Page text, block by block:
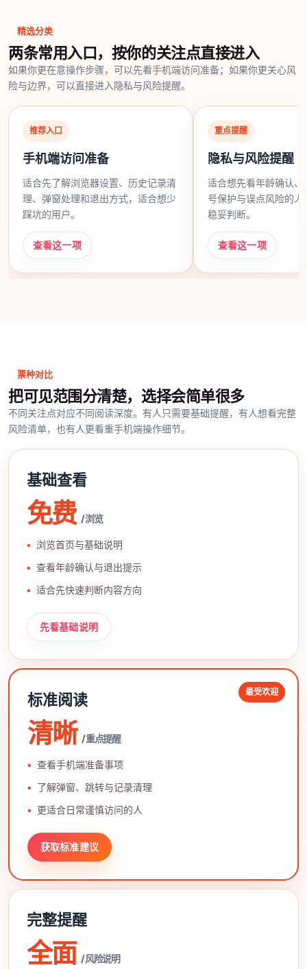
精选分类
两条常用入口，按你的关注点直接进入
如果你更在意操作步骤，可以先看手机端访问准备；如果你更关心风
险与边界，可以直接进入隐私与风险提醒。
推荐入口
手机端访问准备
适合先了解浏览器设置、历史记录清
理、弹窗处理和退出方式，适合想少
踩坑的用户。
查看这一项
重点提醒
隐私与风险提醒
适合想先看年龄确认、
号保护与误点风险的人
稳妥判断。
查看这一项
票种对比
把可见范围分清楚，选择会简单很多
不同关注点对应不同阅读深度。有人只需要基础提醒，有人想看完整
风险清单，也有人更看重手机端操作细节。
基础查看
免费 / 浏览
浏览首页与基础说明
查看年龄确认与退出提示
适合先快速判断内容方向
先看基础说明
最受欢迎
标准阅读
清晰 / 重点提醒
查看手机端准备事项
了解弹窗、跳转与记录清理
更适合日常谨慎访问的人
获取标准建议
完整提醒
全面 / 风险说明